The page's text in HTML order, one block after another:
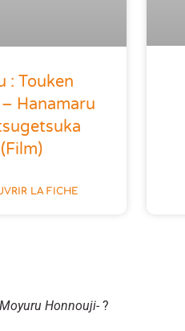
: Touken
Hanamaru
(film)
LA FICHE
Honnouji- ?